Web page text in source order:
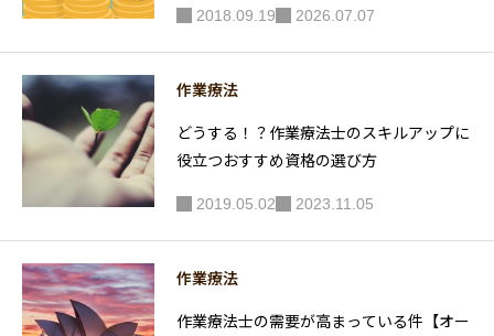
2018.09.19 2026.07.07
作業療法
どうする！？作業療法士のスキルアップに
役立つおすすめ資格の選び方
2019.05.02 2023.11.05
作業療法
作業療法士の需要が高まっている件【オー